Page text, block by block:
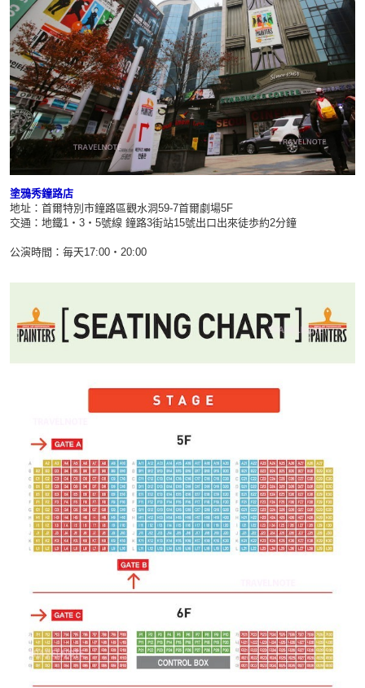
塗鴉秀鐘路店
地址：首爾特別市鐘路區觀水洞59-7首爾劇場5F
交通：地鐵1・3・5號線 鐘路3街站15號出口出來徒歩約2分鐘
公演時間：毎天17:00・20:00